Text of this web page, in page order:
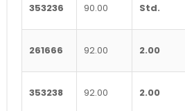
353236 90.00 Std.
261666 92.00 2.00
353238 92.00 2.00